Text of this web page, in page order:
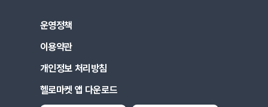
운영정책
이용약관
개인정보 처리방침
헬로마켓 앱 다운로드